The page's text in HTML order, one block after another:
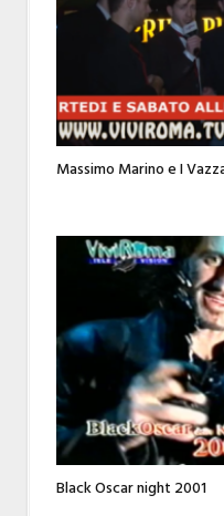
Massimo Marino e I
Black Oscar night 2001